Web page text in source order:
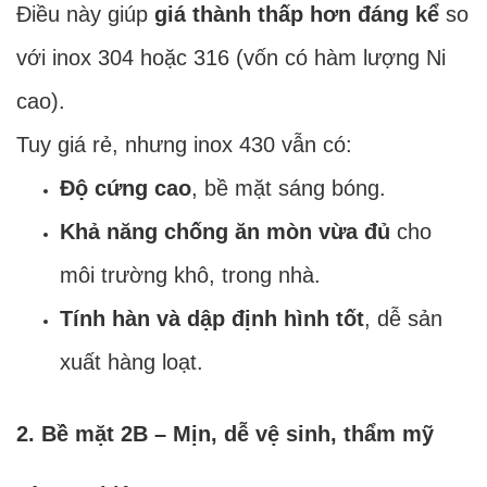
Điều này giúp giá thành thấp hơn đáng kể so
với inox 304 hoặc 316 (vốn có hàm lượng Ni
cao).
Tuy giá rẻ, nhưng inox 430 vẫn có:
Độ cứng cao, bề mặt sáng bóng.
Khả năng chống ăn mòn vừa đủ cho
môi trường khô, trong nhà.
Tính hàn và dập định hình tốt, dễ sản
xuất hàng loạt.
2. Bề mặt 2B – Mịn, dễ vệ sinh, thẩm mỹ